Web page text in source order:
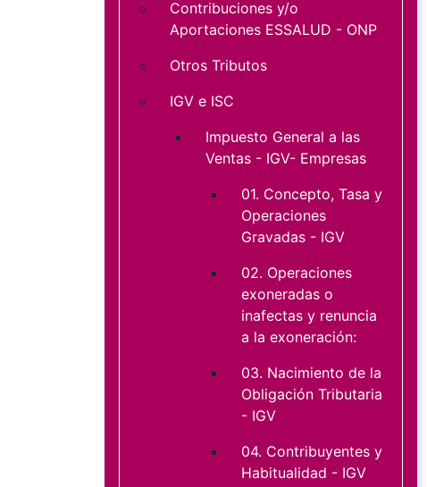
Contribuciones y/o
Aportaciones ESSALUD - ONP
Otros Tributos
IGV e ISC
Impuesto General a las
Ventas - IGV- Empresas
01. Concepto, Tasa y
Operaciones
Gravadas - IGV
02. Operaciones
exoneradas o
inafectas y renuncia
a la exoneración:
03. Nacimiento de la
Obligación Tributaria
- IGV
04. Contribuyentes y
Habitualidad - IGV